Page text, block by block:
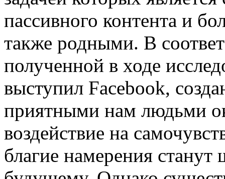
пассивного контента и
также родными. В
полученной в ходе
выступил Facebook,
приятными нам людьми
воздействие на
благие намерения